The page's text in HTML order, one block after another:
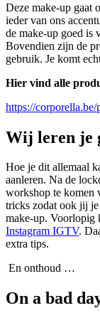
Deze make-up gaat
ieder van ons
de make-up goed is
Bovendien zijn de
gebruik. Je komt
Hier vind alle
https://
Wij leren je
Hoe je dit allemaal
aanleren. Na de
workshop te komen
tricks zodat ook jij
make-up. Voorlopig
Instagram IGTV.
extra tips.
En onthoud …
On a bad